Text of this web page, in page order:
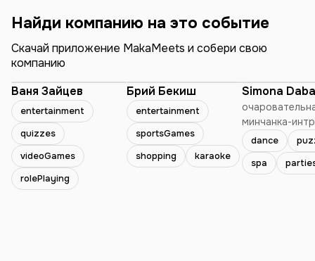
Найди компанию на это событие
Скачай приложение MakaMeets и собери свою
компанию
Ваня Зайцев
entertainment
quizzes
videoGames
rolePlaying
Брий Бекиш
entertainment
sportsGames
shopping
karaoke
Simona
минчанка-
которая любит
ещё читает
dance
spa